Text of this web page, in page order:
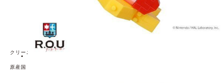
【ご使用上の注意】
●実際の商品に近い色で表示できるよう努めております
が、パソコンの種類や環境、ディスプレイ(画面)の解像度
や明度によって、実際のお色と異なる場合がございます
クリーニング方法
原産国